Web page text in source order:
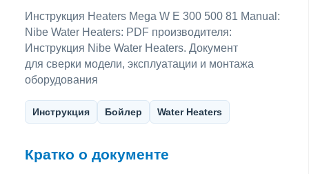
Инструкция Heaters Mega W E 300 500 81 Manual:
Nibe Water Heaters: PDF производителя:
Инструкция Nibe Water Heaters. Документ
для сверки модели, эксплуатации и монтажа
оборудования
Инструкция Бойлер Water Heaters
Кратко о документе